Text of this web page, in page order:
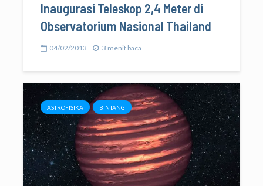
Inaugurasi Teleskop 2,4 Meter di
Observatorium Nasional Thailand
04/02/2013 3 menit baca
ASTROFISIKA BINTANG